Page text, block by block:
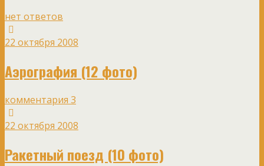
нет ответов
22 октября 2008
Аэрография (12 фото)
комментария 3
22 октября 2008
Ракетный поезд (10 фото)